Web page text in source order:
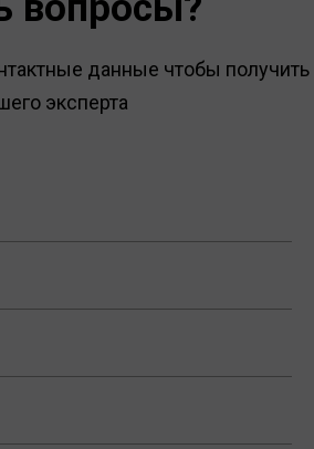
данные чтобы
эксперта